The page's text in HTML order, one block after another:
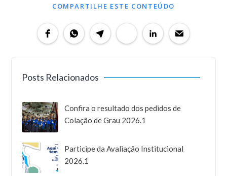
COMPARTILHE ESTE CONTEÚDO
Posts Relacionados
Confira o resultado dos pedidos de
Colação de Grau 2026.1
Participe da Avaliação Institucional
2026.1